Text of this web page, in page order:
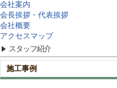
会社案内
会長挨拶・代表挨拶
会社概要
アクセスマップ
スタッフ紹介
施工事例